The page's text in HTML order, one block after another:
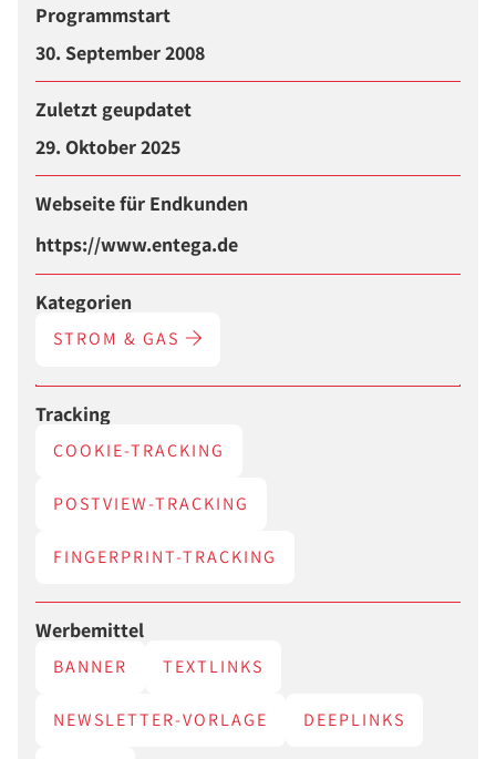
Programmstart
30. September 2008
Zuletzt geupdatet
29. Oktober 2025
Webseite für Endkunden
https://www.entega.de
Kategorien
STROM & GAS
Tracking
COOKIE-TRACKING
POSTVIEW-TRACKING
FINGERPRINT-TRACKING
Werbemittel
BANNER TEXTLINKS
NEWSLETTER-VORLAGE DEEPLINKS